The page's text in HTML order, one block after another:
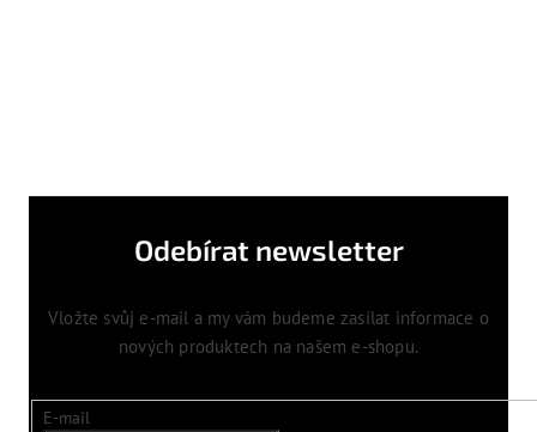
Odebírat newsletter
Vložte svůj e-mail a my vám budeme zasílat informace o
nových produktech na našem e-shopu.
E-mail